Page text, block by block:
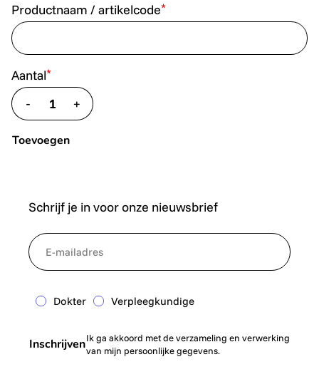
Productnaam / artikelcode*
Aantal*
-translate.decrease
+translate.increase
Toevoegen
Schrijf je in voor onze nieuwsbrief
NewsletterEmail
Dokter Verpleegkundige
InschrijvenIk ga akkoord met de verzameling en verwerking
van mijn persoonlijke gegevens.